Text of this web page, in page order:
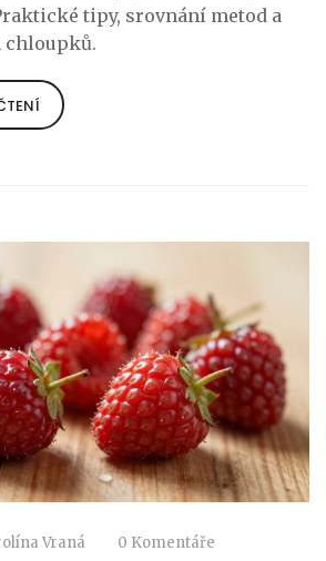
tipy, srovnání metod a
chloupků.
Vraná 0 Komentáře